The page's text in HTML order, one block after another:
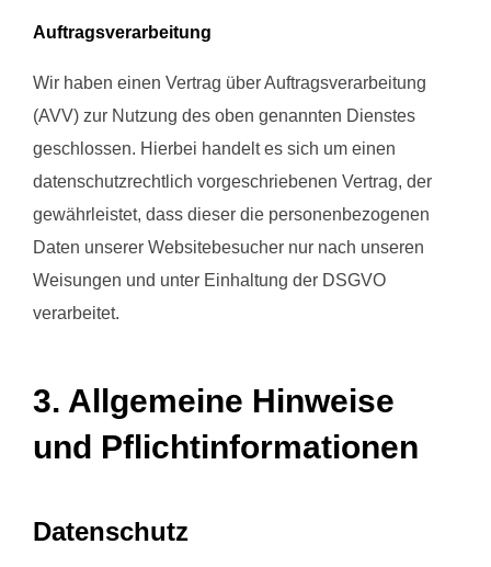
Auftragsverarbeitung
Wir haben einen Vertrag über Auftragsverarbeitung
(AVV) zur Nutzung des oben genannten Dienstes
geschlossen. Hierbei handelt es sich um einen
datenschutzrechtlich vorgeschriebenen Vertrag, der
gewährleistet, dass dieser die personenbezogenen
Daten unserer Websitebesucher nur nach unseren
Weisungen und unter Einhaltung der DSGVO
verarbeitet.
3. Allgemeine Hinweise
und Pflicht­informationen
Datenschutz